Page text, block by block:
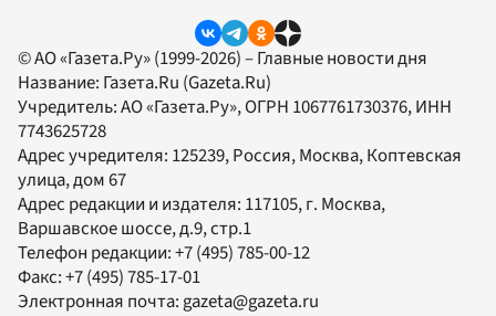
© АО «Газета.Ру» (1999-2026) – Главные новости дня
Название: Газета.Ru (Gazeta.Ru)
Учредитель:АО «Газета.Ру», ОГРН 1067761730376, ИНН
7743625728
Адрес учредителя: 125239, Россия, Москва, Коптевская
улица, дом 67
Адрес редакции и издателя: 117105, г. Москва,
Варшавское шоссе, д.9, стр.1
Телефон редакции:+7 (495) 785-00-12
Факс:+7 (495) 785-17-01
Электронная почта: gazeta@gazeta.ru